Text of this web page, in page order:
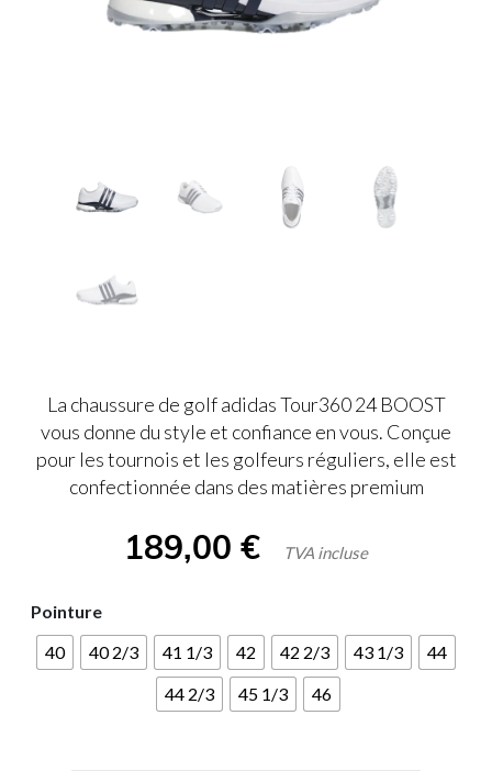
La chaussure de golf adidas Tour360 24 BOOST
vous donne du style et confiance en vous. Conçue
pour les tournois et les golfeurs réguliers, elle est
confectionnée dans des matières premium
189,00 € TVA incluse
Pointure
40
40 2/3 41 1/3 42 42 2/3 43 1/3
44
44 2/3
45 1/3 46